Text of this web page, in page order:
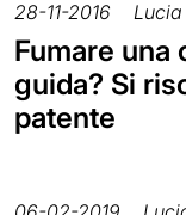
28-11-2016
Fumare una
guida? Si
patente